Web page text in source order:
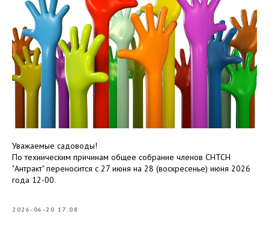
Уважаемые садоводы!
По техническим причинам общее собрание членов СНТСН
"Антракт" переносится с 27 июня на 28 (воскресенье) июня 2026
года 12-00.
2026-06-20 17:08